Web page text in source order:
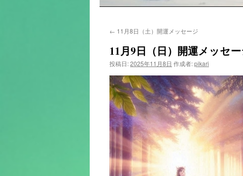
へ
ス
ッ
← 11月8日（土）開運メッセージ
11月9日（日）開運メッセ
投稿日:2025年11月8日 作成者:pikari